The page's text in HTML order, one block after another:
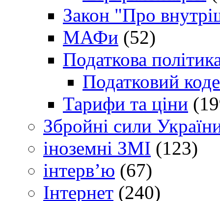
Закон "Про
МАФи (52)
Податкова
Податковий
Тарифи та ціни
Збройні сили
іноземні ЗМІ (123)
інтерв’ю (67)
Інтернет (240)